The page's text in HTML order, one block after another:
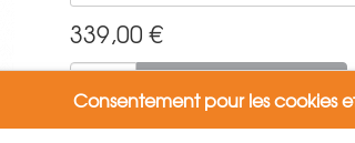
339,00 €
Consentement pour les cookies